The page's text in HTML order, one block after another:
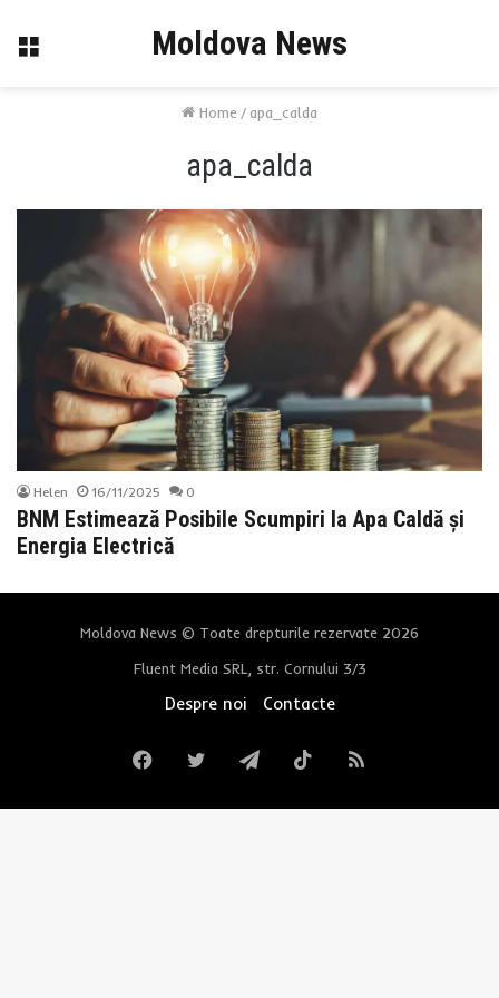
Menu Moldova News
Home /apa_calda
apa_calda
Helen 16/11/2025 0
BNM Estimează Posibile Scumpiri la Apa Caldă și
Energia Electrică
Moldova News © Toate drepturile rezervate 2026
Fluent Media SRL, str. Cornului 3/3
Despre noi Contacte
FacebookTwitterTelegramTikTokRSS